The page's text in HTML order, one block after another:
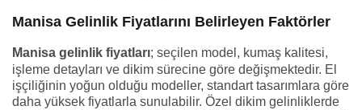
Manisa Gelinlik Fiyatlarını Belirleyen Faktörler
Manisa gelinlik fiyatları; seçilen model, kumaş kalitesi,
işleme detayları ve dikim sürecine göre değişmektedir. El
işçiliğinin yoğun olduğu modeller, standart tasarımlara göre
daha yüksek fiyatlarla sunulabilir. Özel dikim gelinliklerde